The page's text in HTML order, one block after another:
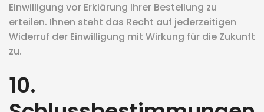
Einwilligung vor Erklärung Ihrer Bestellung zu
erteilen. Ihnen steht das Recht auf jederzeitigen
Widerruf der Einwilligung mit Wirkung für die Zukunft
zu.
10.